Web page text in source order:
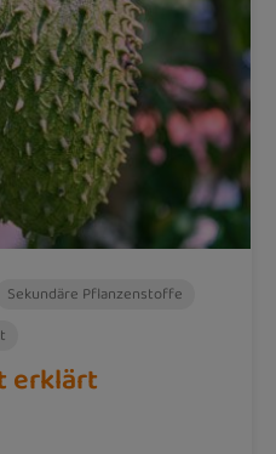
Sekundäre Pflanzenstoffe
erklärt